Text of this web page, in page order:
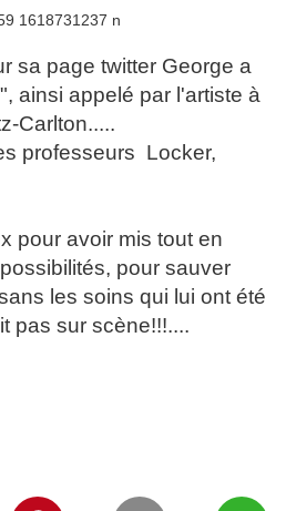
sa page twitter George a
ainsi appelé par l'artiste à
Carlton.....
professeurs Locker,
pour avoir mis tout en
pour sauver
les soins qui lui ont été
pas sur scène!!!....